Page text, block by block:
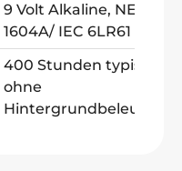
9 Volt Alkaline, NEDA
1604A/ IEC 6LR61
400 Stunden typisch,
ohne